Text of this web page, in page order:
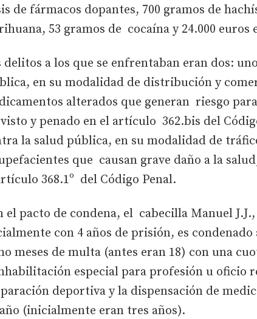
de fármacos dopantes, 700 gramos de
53 gramos de cocaína y 24.000 euros
delitos a los que se enfrentaban eran dos:
en su modalidad de distribución y
alterados que generan riesgo
y penado en el artículo 362.bis del
la salud pública, en su modalidad de
que causan grave daño a la
368.1º del Código Penal.
el pacto de condena, el cabecilla Manuel
con 4 años de prisión, es condenado
meses de multa (antes eran 18) con una
especial para profesión u oficio
deportiva y la dispensación de
(inicialmente eran tres años).